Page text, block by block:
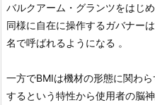
バルクアーム・グランツをはじ
同様に自在に操作するガバナー
名で呼ばれるようになる 。
一方でBMIは機材の形態に関わ
するという特性から使用者の脳